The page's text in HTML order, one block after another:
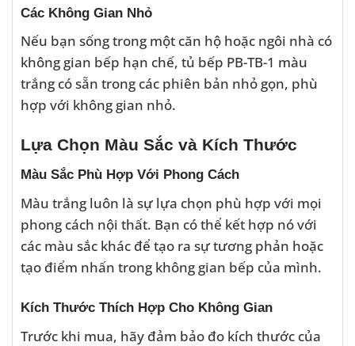
Các Không Gian Nhỏ
Nếu bạn sống trong một căn hộ hoặc ngôi nhà có
không gian bếp hạn chế, tủ bếp PB-TB-1 màu
trắng có sẵn trong các phiên bản nhỏ gọn, phù
hợp với không gian nhỏ.
Lựa Chọn Màu Sắc và Kích Thước
Màu Sắc Phù Hợp Với Phong Cách
Màu trắng luôn là sự lựa chọn phù hợp với mọi
phong cách nội thất. Bạn có thể kết hợp nó với
các màu sắc khác để tạo ra sự tương phản hoặc
tạo điểm nhấn trong không gian bếp của mình.
Kích Thước Thích Hợp Cho Không Gian
Trước khi mua, hãy đảm bảo đo kích thước của